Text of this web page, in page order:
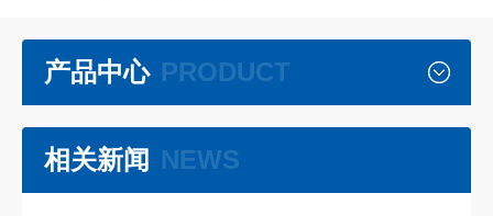
PRODUCT
产品中心
NEWS
相关新闻